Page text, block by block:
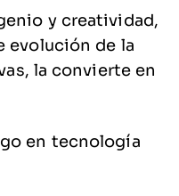
y creatividad,
evolución de la
la convierte en
en tecnología